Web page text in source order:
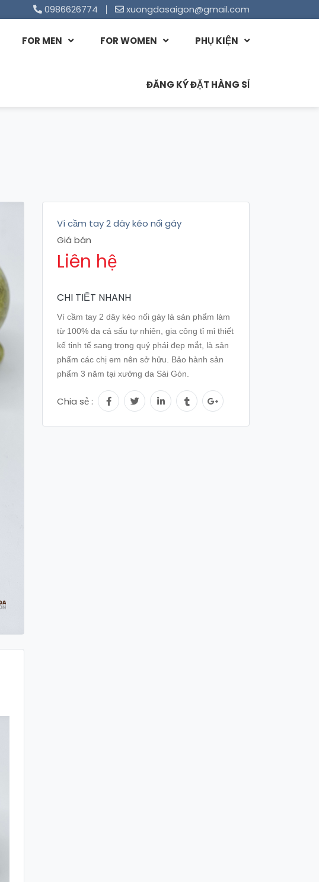
0986626774 xuongdasaigon@gmail.com
FOR MEN FOR WOMEN PHỤ KIỆN
ĐĂNG KÝ ĐẶT HÀNG SỈ
Ví cầm tay 2 dây kéo nối gáy
Giá bán
Liên hệ
CHI TIẾT NHANH
Ví cầm tay 2 dây kéo nối gáy là sản phẩm làm
từ 100% da cá sấu tự nhiên, gia công tỉ mỉ thiết
kế tinh tế sang trọng quý phái đẹp mắt, là sản
phẩm các chị em nên sở hửu. Bảo hành sản
phẩm 3 năm tại xưởng da Sài Gòn.
Chia sẻ :